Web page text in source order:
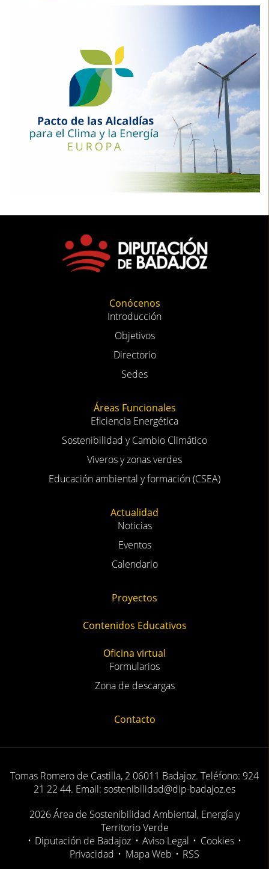
Conócenos
Introducción
Objetivos
Directorio
Sedes
Áreas Funcionales
Eficiencia Energética
Sostenibilidad y Cambio Climático
Viveros y zonas verdes
Educación ambiental y formación (CSEA)
Actualidad
Noticias
Eventos
Calendario
Proyectos
Contenidos Educativos
Oficina virtual
Formularios
Zona de descargas
Contacto
Tomas Romero de Castilla, 2 06011 Badajoz. Teléfono: 924
21 22 44. Email: sostenibilidad@dip-badajoz.es
2026 Área de Sostenibilidad Ambiental, Energía y
Territorio Verde
• Diputación de Badajoz • Aviso Legal • Cookies •
Privacidad • Mapa Web •RSS